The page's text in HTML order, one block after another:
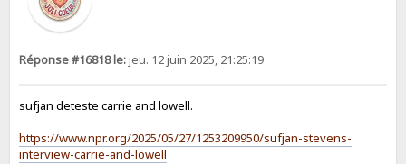
Réponse #16818 le:jeu. 12 juin 2025, 21:25:19
sufjan deteste carrie and lowell.
https://www.npr.org/2025/05/27/1253209950/sufjan-stevens-
interview-carrie-and-lowell